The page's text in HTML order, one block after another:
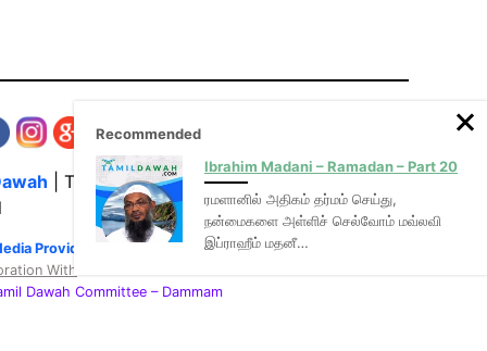
| The Media Hub for Islamic Lectures
Provider of video & audio mp3 tamil bayans
With
Dawah Committee – Dammam
Recommended
Ibrahim Madani – Ramadan – Part 20
ரமளானில் அதிகம் தர்மம் செய்து,
நன்மைகளை அள்ளிச் செல்வோம் மவ்லவி
இப்ராஹீம் மதனீ…